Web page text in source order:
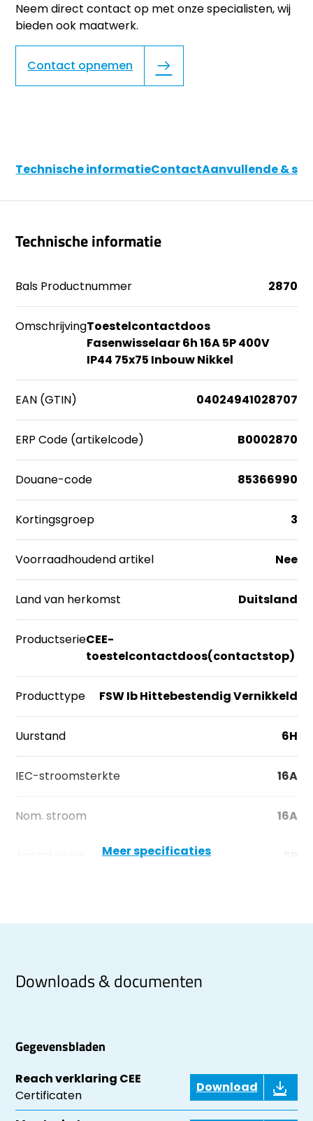
Neem direct contact op met onze specialisten, wij
bieden ook maatwerk.
Contact opnemen
Technische informatieContactAanvullende &
Technische informatie
Bals Productnummer 2870
OmschrijvingToestelcontactdoos
Fasenwisselaar 6h 16A 5P 400V
IP44 75x75 Inbouw Nikkel
EAN (GTIN) 04024941028707
ERP Code (artikelcode) B0002870
Douane-code 85366990
Kortingsgroep 3
Voorraadhoudend artikel Nee
Land van herkomst Duitsland
ProductserieCEE-
toestelcontactdoos(contactstop)
Producttype FSW Ib Hittebestendig Vernikkeld
Uurstand 6H
IEC-stroomsterkte 16A
Nom. stroom 16A
Meer specificaties
Downloads & documenten
Gegevensbladen
Reach verklaring CEE
Certificaten
Download